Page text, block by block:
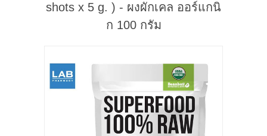
แจ้งชำระเงิน
BRANCH
shots x 5 g. ) - ผงผักเคล ออร์แกนิ
ก 100 กรัม